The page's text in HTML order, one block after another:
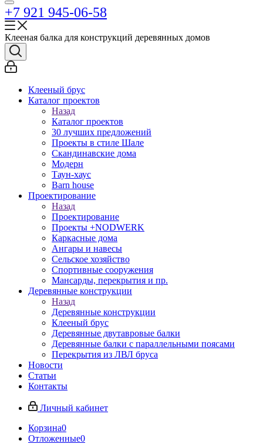
+7 921 945-06-58
Клееная балка для конструкций деревянных домов
Клееный брус
Каталог проектов
Назад
Каталог проектов
30 лучших предложений
Проекты в стиле Шале
Скандинавские дома
Модерн
Таун-хаус
Barn house
Проектирование
Назад
Проектирование
Проекты +NODWERK
Каркасные дома
Ангары и навесы
Сельское хозяйство
Спортивные сооружения
Мансарды, перекрытия и пр.
Деревянные конструкции
Назад
Деревянные конструкции
Клееный брус
Деревянные двутавровые балки
Деревянные балки с параллельными поясами
Перекрытия из ЛВЛ бруса
Новости
Статьи
Контакты
Личный кабинет
Корзина0
Отложенные0